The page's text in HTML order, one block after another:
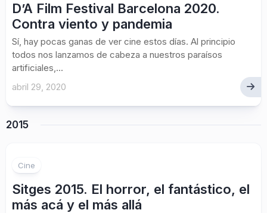
D’A Film Festival Barcelona 2020.
Contra viento y pandemia
Sí, hay pocas ganas de ver cine estos días. Al principio
todos nos lanzamos de cabeza a nuestros paraísos
artificiales,...
abril 29, 2020
2015
Cine
Sitges 2015. El horror, el fantástico, el
más acá y el más allá